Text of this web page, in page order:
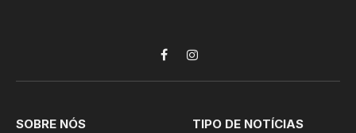
FacebookInstagram
SOBRE NÓS TIPO DE NOTÍCIAS